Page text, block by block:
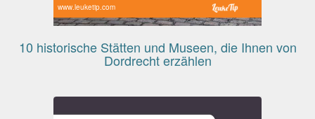
www.leuketip.com
10 historische Stätten und Museen, die Ihnen von
Dordrecht erzählen